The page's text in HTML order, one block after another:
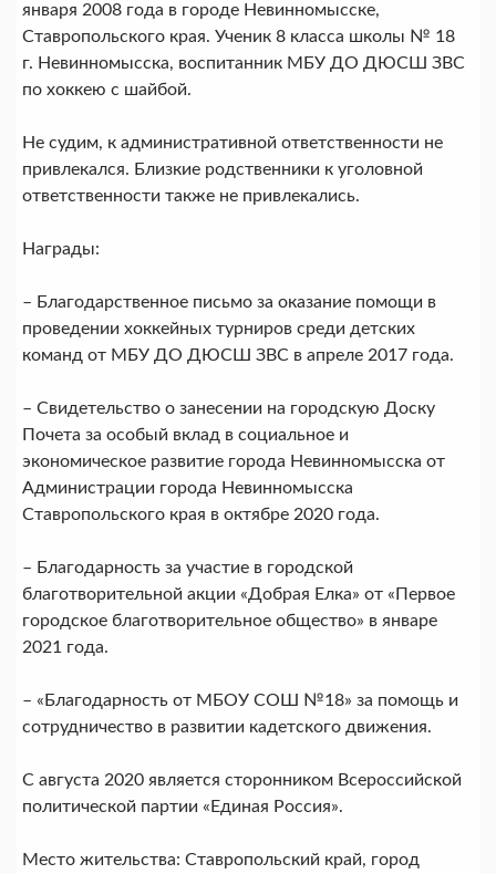
января 2008 года в городе Невинномысске,
Ставропольского края. Ученик 8 класса школы № 18
г. Невинномысска, воспитанник МБУ ДО ДЮСШ ЗВС
по хоккею с шайбой.
Не судим, к административной ответственности не
привлекался. Близкие родственники к уголовной
ответственности также не привлекались.
Награды:
– Благодарственное письмо за оказание помощи в
проведении хоккейных турниров среди детских
команд от МБУ ДО ДЮСШ ЗВС в апреле 2017 года.
– Свидетельство о занесении на городскую Доску
Почета за особый вклад в социальное и
экономическое развитие города Невинномысска от
Администрации города Невинномысска
Ставропольского края в октябре 2020 года.
– Благодарность за участие в городской
благотворительной акции «Добрая Елка» от «Первое
городское благотворительное общество» в январе
2021 года.
– «Благодарность от МБОУ СОШ №18» за помощь и
сотрудничество в развитии кадетского движения.
С августа 2020 является сторонником Всероссийской
политической партии «Единая Россия».
Место жительства: Ставропольский край, город